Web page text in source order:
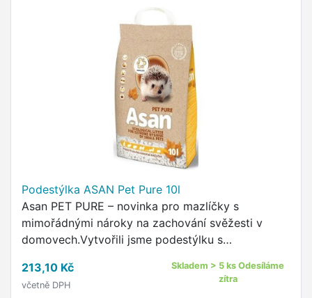
Podestýlka ASAN Pet Pure 10l
Asan PET PURE – novinka pro mazlíčky s
mimořádnými nároky na zachování svěžesti v
domovech.Vytvořili jsme podestýlku s
pachů upravenou speciálně pro mazlíčky
se specifickým zápachem, kteří jsou z hlediska
213,10 Kč
včetně DPH
Skladem > 5 ks Odesíláme
zítra